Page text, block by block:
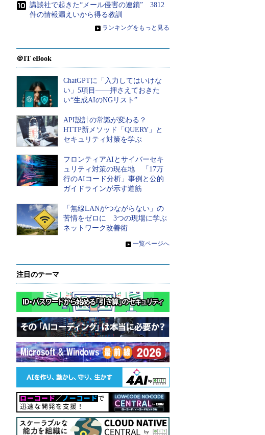
講談社で起きた“メール侵害の連鎖” 3812
件の情報漏えいから得る教訓
» ランキングをもっと見る
＠IT eBook
ChatGPTに「入力してはいけな
い」5項目――押さえておきた
い“生成AIのNGリスト”
API設計の常識が変わる？
HTTP新メソッド「QUERY」と
セキュリティ対策を学ぶ
フロンティアAIとサイバーセキ
ュリティ対策の現在地 「17万
行のAIコード分析」事例と公的
ガイドラインが示す道筋
「無線LANがつながらない」の
苦情をゼロに 3つの現場に学ぶ
ネットワーク改善術
» 一覧ページへ
注目のテーマ